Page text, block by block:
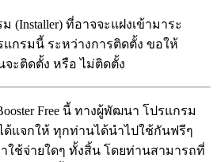
(Installer) ที่อาจจะแฝงเข้ามาระ
แกรมนี้ ระหว่างการติดตั้ง ขอให้
จะติดตั้ง หรือ ไม่ติดตั้ง
Free นี้ ทางผู้พัฒนา โปรแกรม
ได้แจกให้ ทุกท่านได้นำไปใช้กันฟรีๆ
ใช้จ่ายใดๆ ทั้งสิ้น โดยท่านสามารถที่